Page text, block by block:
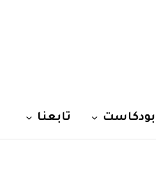
بودكاست تابعنا